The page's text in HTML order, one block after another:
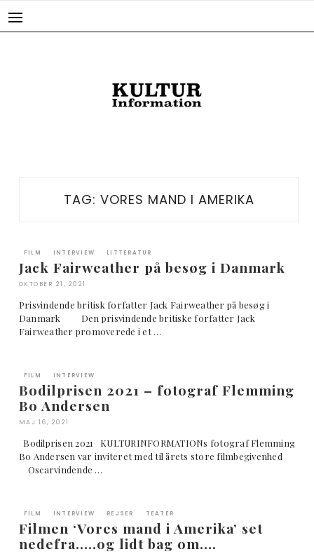
TAG: VORES MAND I AMERIKA
FILM INTERVIEW LITTERATUR
Jack Fairweather på besøg i Danmark
OKTOBER 21, 2021
Prisvindende britisk forfatter Jack Fairweather på besøg i
Danmark Den prisvindende britiske forfatter Jack
Fairweather promoverede i et …
FILM INTERVIEW
Bodilprisen 2021 – fotograf Flemming
Bo Andersen
MAJ 16, 2021
Bodilprisen 2021 KULTURINFORMATIONs fotograf Flemming
Bo Andersen var inviteret med til årets store filmbegivenhed
Oscarvindende …
FILM INTERVIEW REJSER TEATER
Filmen ‘Vores mand i Amerika’ set
nedefra…..og lidt bag om….